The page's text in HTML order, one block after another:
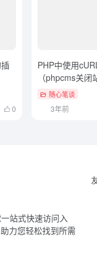
0
PHP中使用
（phpcms关
随心笔谈
3年前
站式快速访问入
力您轻松找到所需